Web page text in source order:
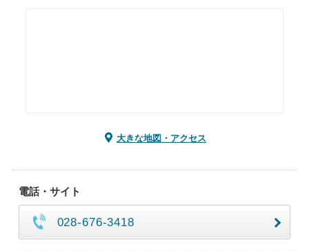
大きな地図・アクセス
電話・サイト
028-676-3418